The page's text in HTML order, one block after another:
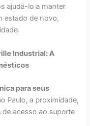
ajudá-lo a manter
estado de novo,
Industrial: A
para seus
Paulo, a proximidade,
de acesso ao suporte